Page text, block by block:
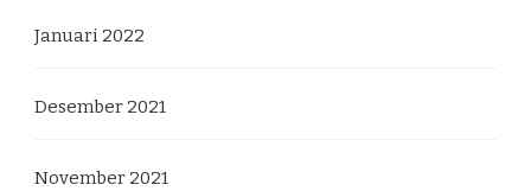
Januari 2022
Desember 2021
November 2021